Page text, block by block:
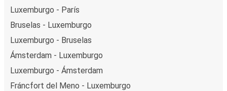
Luxemburgo - París
Bruselas - Luxemburgo
Luxemburgo - Bruselas
Ámsterdam - Luxemburgo
Luxemburgo - Ámsterdam
Fráncfort del Meno - Luxemburgo